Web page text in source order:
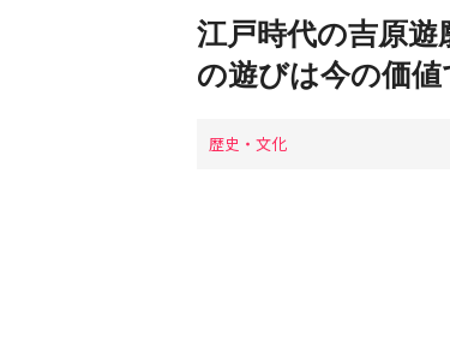
江戸時代の吉原
の遊びは今の価値
歴史・文化